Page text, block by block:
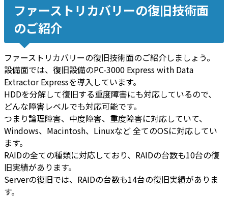
ファーストリカバリーの復旧技術面
のご紹介
ファーストリカバリーの復旧技術面のご紹介しましょう。
設備面では、復旧設備のPC-3000 Express with Data
Extractor Expressを導入しています。
HDDを分解して復旧する重度障害にも対応しているので、
どんな障害レベルでも対応可能です。
つまり論理障害、中度障害、重度障害に対応していて、
Windows、Macintosh、Linuxなど 全てのOSに対応してい
ます。
RAIDの全ての種類に対応しており、RAIDの台数も10台の復
旧実績があります。
Serverの復旧では、RAIDの台数も14台の復旧実績がありま
す。